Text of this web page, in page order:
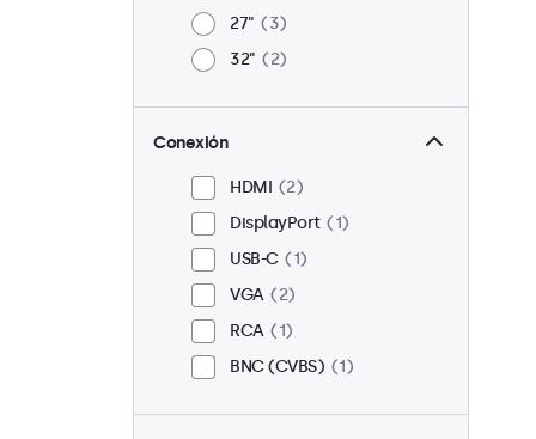
27"
3
32"
2
Conexión
HDMI
2
DisplayPort
1
USB-C
1
VGA
2
RCA
1
BNC (CVBS)
1